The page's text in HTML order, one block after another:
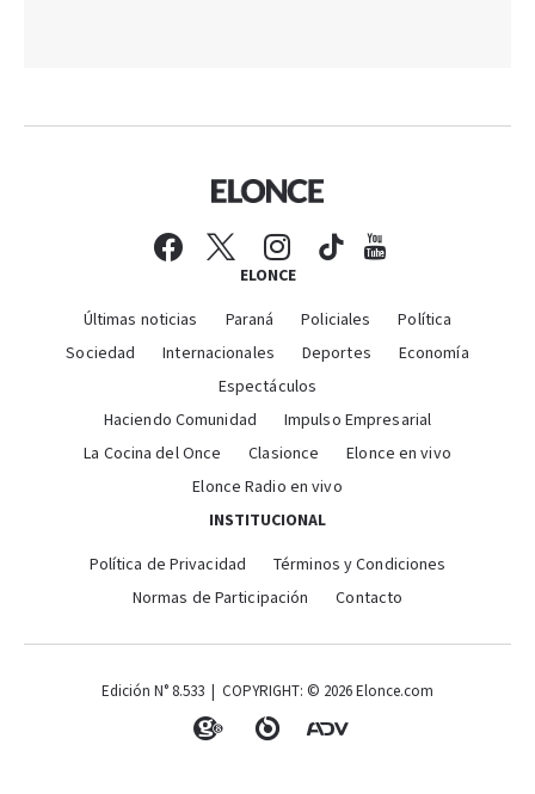
ELONCE
Últimas noticias Paraná Policiales
Política
Sociedad
Internacionales Deportes
Economía
Espectáculos
Haciendo Comunidad
Impulso Empresarial
La Cocina del Once
Clasionce
Elonce en vivo
Elonce Radio en vivo
INSTITUCIONAL
Política de Privacidad
Términos y Condiciones
Normas de Participación
Contacto
Edición N° 8.533 | COPYRIGHT: © 2026 Elonce.com